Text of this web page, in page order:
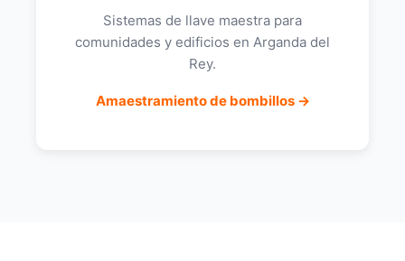
Sistemas de llave maestra para
comunidades y edificios en Arganda del
Rey.
Amaestramiento de bombillos →